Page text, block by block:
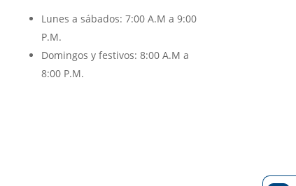
Lunes a sábados: 7:00 A.M a 9:00
P.M.
Domingos y festivos: 8:00 A.M a
8:00 P.M.